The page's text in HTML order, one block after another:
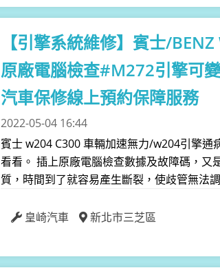
【引擎系統維修】賓士/
原廠電腦檢查#M272引擎可
汽車保修線上預約保障服務
2022-05-04 16:44
賓士 w204 C300 車輛加速無力/w204引擎
看看。 插上原廠電腦檢查數據及故障碼，
質，時間到了就容易產生斷裂，使歧管無法
皇崎汽車 新北市三芝區